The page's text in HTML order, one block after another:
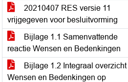
20210407 RES versie 11
vrijgegeven voor besluitvorming
Bijlage 1.1 Samenvattende
reactie Wensen en Bedenkingen
Bijlage 1.2 Integraal overzicht
Wensen en Bedenkingen op